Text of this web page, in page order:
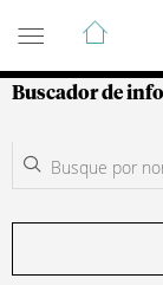
Guía de
Buscador de